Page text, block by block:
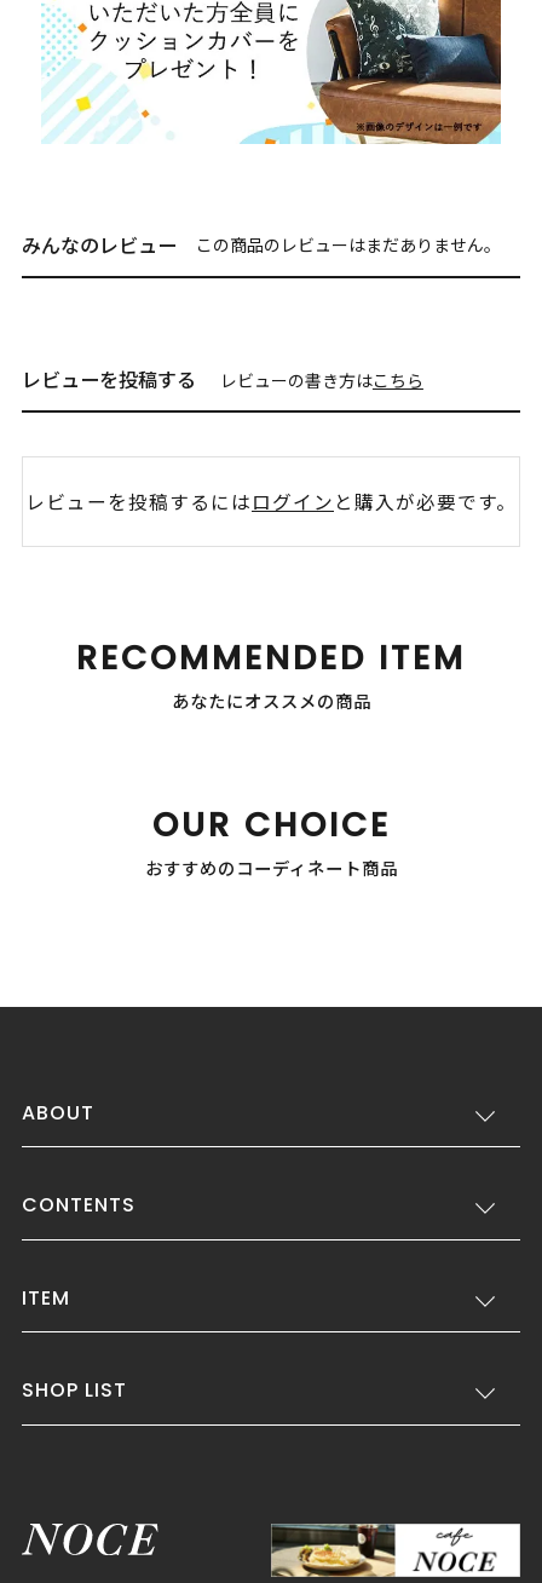
みんなのレビュー この商品のレビューはまだありません。
レビューを投稿する レビューの書き方はこちら
レビューを投稿するにはログイン と購入が必要です。
RECOMMENDED ITEM
あなたにオススメの商品
OUR CHOICE
おすすめのコーディネート商品
ABOUT
CONTENTS
ITEM
SHOP LIST